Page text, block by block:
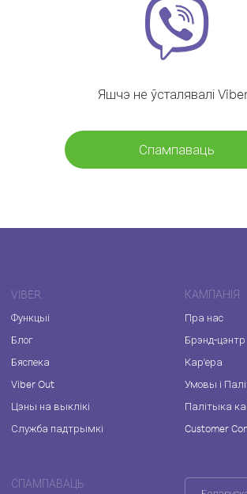
Яшчэ не ўсталявалі
Спампаваць
VIBER
Функцыі
Блог
Бяспека
Viber Out
Цэны на выклікі
Служба падтрымкі
КАМПАНІЯ
Пра нас
Брэнд-цэнтр
Кар'ера
Умовы і
Палітыка
Customer
СПАМПАВАЦЬ